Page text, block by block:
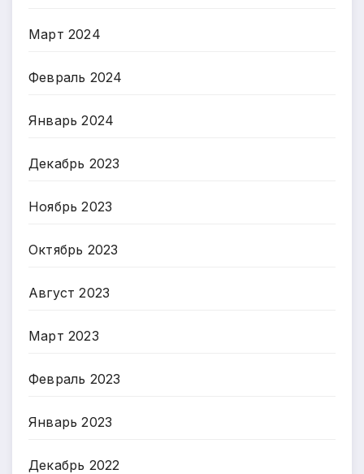
Март 2024
Февраль 2024
Январь 2024
Декабрь 2023
Ноябрь 2023
Октябрь 2023
Август 2023
Март 2023
Февраль 2023
Январь 2023
Декабрь 2022